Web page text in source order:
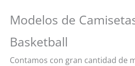
Modelos de
Basketball
Contamos con gran cantidad de